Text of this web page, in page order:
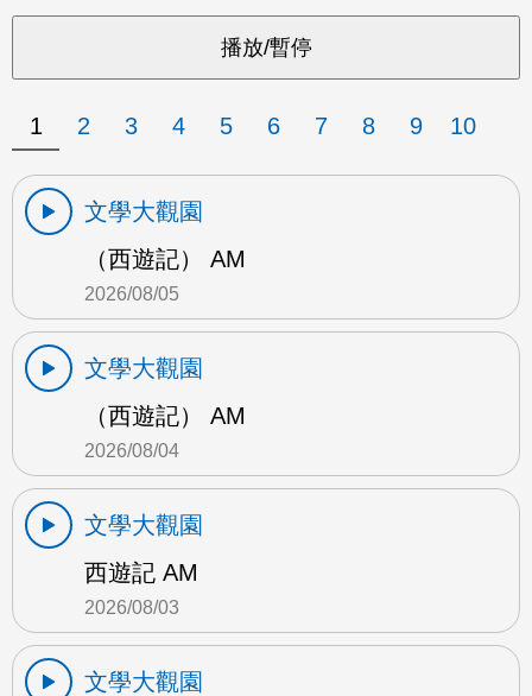
1 2 3 4 5 6 7 8 9 10
文學大觀園
（西遊記） AM
2026/08/05
文學大觀園
（西遊記） AM
2026/08/04
文學大觀園
西遊記 AM
2026/08/03
文學大觀園